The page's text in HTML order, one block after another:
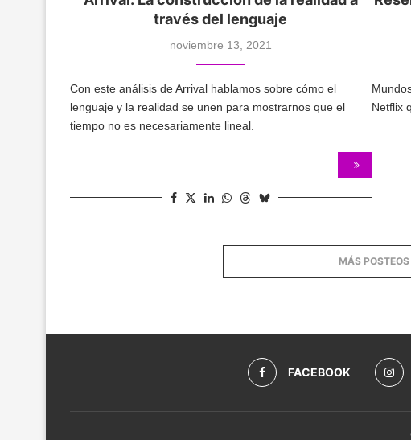
través del lenguaje
noviembre 13, 2021
Con este análisis de Arrival hablamos sobre cómo el
lenguaje y la realidad se unen para mostrarnos que el
tiempo no es necesariamente lineal.
Netflix
MÁS POSTEOS
FACEBOOK